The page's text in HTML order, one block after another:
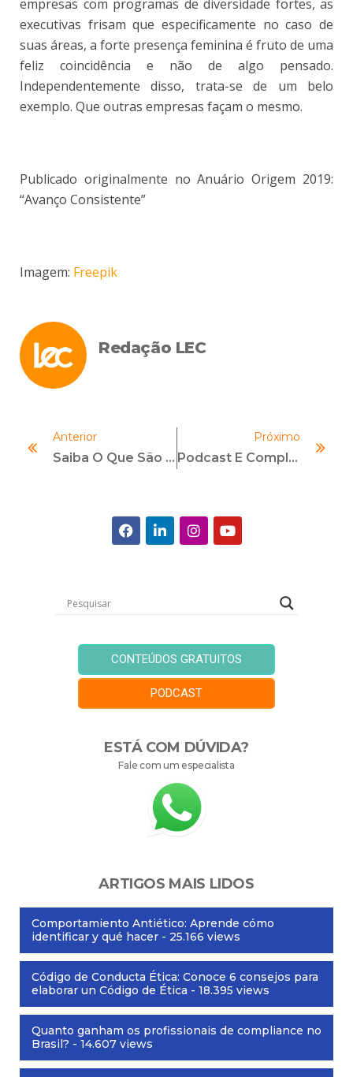
empresas com programas de diversidade fortes, as
executivas frisam que especificamente no caso de
suas áreas, a forte presença feminina é fruto de uma
feliz coincidência e não de algo pensado.
Independentemente disso, trata-se de um belo
exemplo. Que outras empresas façam o mesmo.
Publicado originalmente no Anuário Origem 2019:
“Avanço Consistente”
Imagem: Freepik
Redação LEC
Anterior
Saiba O Que São E Como Lidar Com As Fraudes Corporativas!
Próximo
Podcast E Compliance: Onde Encontrar O Melhor Conteúdo?
CONTEÚDOS GRATUITOS
PODCAST
ESTÁ COM DÚVIDA?
Fale com um especialista
ARTIGOS MAIS LIDOS
Comportamiento Antiético: Aprende cómo
identificar y qué hacer - 25.166 views
Código de Conducta Ética: Conoce 6 consejos para
elaborar un Código de Ética - 18.395 views
Quanto ganham os profissionais de compliance no
Brasil? - 14.607 views